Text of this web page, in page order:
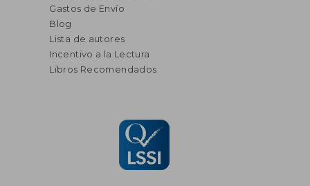
Gastos de Envío
Blog
Lista de autores
Incentivo a la Lectura
Libros Recomendados